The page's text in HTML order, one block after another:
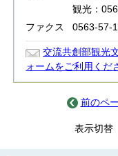
観光：
ファクス
0563-57-
交流共創部観光
ォームをご利用くだ
前のペ
表示切替